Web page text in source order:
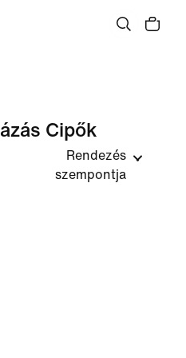
Cipők
Rendezés
szempontja